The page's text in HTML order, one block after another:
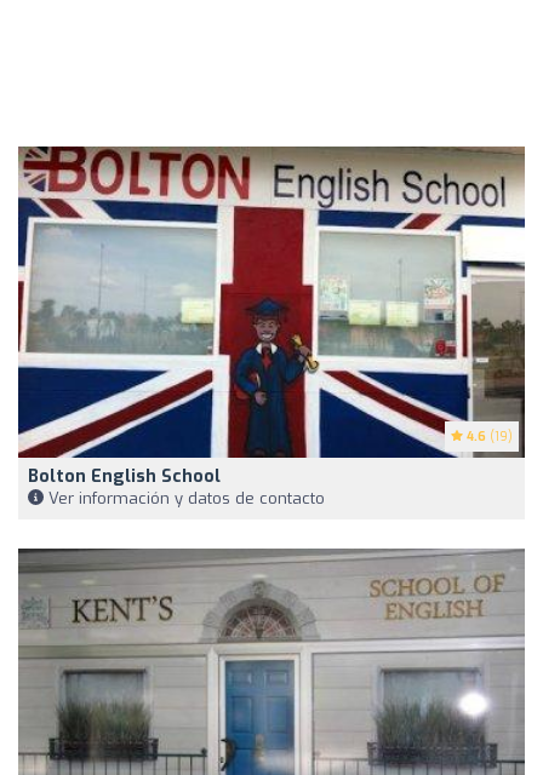
4.6 (19)
Bolton English School
Ver información y datos de contacto